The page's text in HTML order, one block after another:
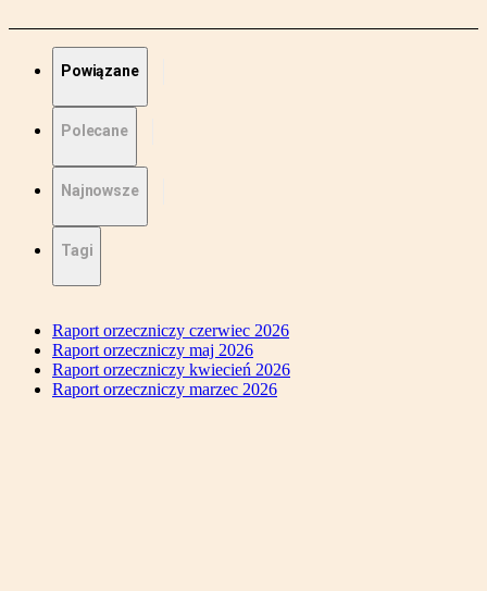
Powiązane
Polecane
Najnowsze
Tagi
Raport orzeczniczy czerwiec 2026
Raport orzeczniczy maj 2026
Raport orzeczniczy kwiecień 2026
Raport orzeczniczy marzec 2026